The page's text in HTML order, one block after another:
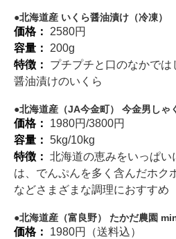
北海道産 いくら醤油漬け（冷凍）
価格： 2580円
容量： 200g
特徴： プチプチと口のなかで
醤油漬けのいくら
北海道産（JA今金町） 今金男しゃ
価格： 1980円/3800円
容量： 5kg/10kg
特徴： 北海道の恵みをいっぱい
は、でんぷんを多く含んだホク
などさまざまな調理におすすめ
北海道産（富良野） たかだ農園
価格： 1980円（送料込）